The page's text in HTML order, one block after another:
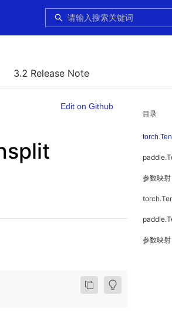
3.2 Release Note
目录
参数映射
参数映射
Edit on Github